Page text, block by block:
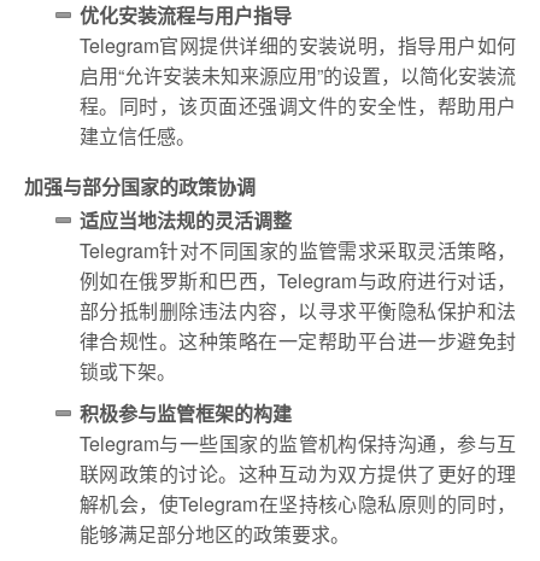
优化安装流程与用户指导
Telegram官网提供详细的安装说明，指导用户如何
启用“允许安装未知来源应用”的设置，以简化安装流
程。同时，该页面还强调文件的安全性，帮助用户
建立信任感。
加强与部分国家的政策协调
适应当地法规的灵活调整
Telegram针对不同国家的监管需求采取灵活策略，
例如在俄罗斯和巴西，Telegram与政府进行对话，
部分抵制删除违法内容，以寻求平衡隐私保护和法
律合规性。这种策略在一定帮助平台进一步避免封
锁或下架。
积极参与监管框架的构建
Telegram与一些国家的监管机构保持沟通，参与互
联网政策的讨论。这种互动为双方提供了更好的理
解机会，使Telegram在坚持核心隐私原则的同时，
能够满足部分地区的政策要求。